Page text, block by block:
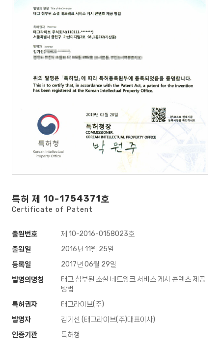
특허 제 10-1754371호
Certificate of Patent
출원번호
제 10-2016-0158023호
출원일
2016년 11월 25일
등록일
2017년 06월 29일
발명의명칭
태그 첨부된 소셜 네트워크 서비스 게시 콘텐츠 제공
방법
특허권자
태그라이브(주)
발명자
김기선 (태그라이브(주)대표이사)
인증기관
특허청